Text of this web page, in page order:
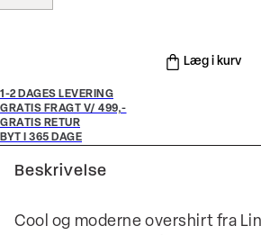
Læg i kurv
1-2 DAGES LEVERING
GRATIS FRAGT V/ 499,-
GRATIS RETUR
BYT I 365 DAGE
Beskrivelse
Cool og moderne overshirt fra